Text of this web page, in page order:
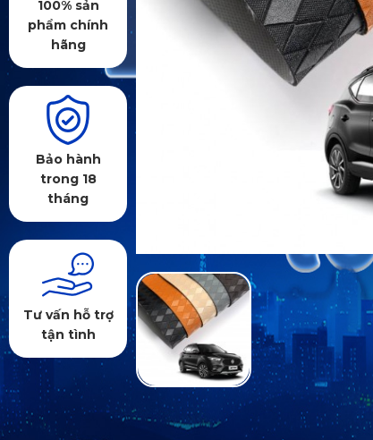
100% sản
phẩm chính
hãng
Bảo hành
trong 18
tháng
Tư vấn hỗ trợ
tận tình